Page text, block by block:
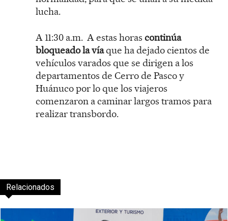
lucha.
A 11:30 a.m. A estas horas continúa
bloqueado la víaque ha dejado cientos de
vehículos varados que se dirigen a los
departamentos de Cerro de Pasco y
Huánuco por lo que los viajeros
comenzaron a caminar largos tramos para
realizar transbordo.
Relacionados